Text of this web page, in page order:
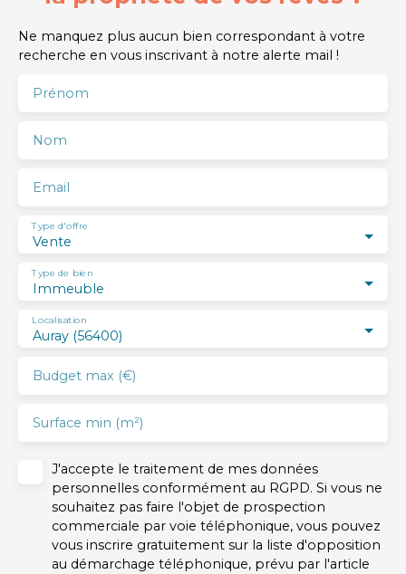
Ne manquez plus aucun bien correspondant à votre
recherche en vous inscrivant à notre alerte mail !
Prénom
Nom
Email
Vente
Type d'offre
Immeuble
Type de bien
Auray (56400)
Localisation
Budget max (€)
Surface min (m²)
J'accepte le traitement de mes données
personnelles conformément au RGPD. Si vous ne
souhaitez pas faire l'objet de prospection
commerciale par voie téléphonique, vous pouvez
vous inscrire gratuitement sur la liste d'opposition
au démarchage téléphonique, prévu par l'article